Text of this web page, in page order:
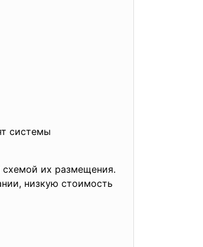
системы
схемой их размещения.
низкую стоимость